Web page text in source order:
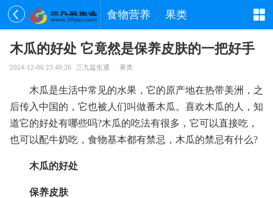
食物营养 果类
木瓜的好处 它竟然是保养皮肤的一把好手
2024-12-06 23:40:26 三九益生通 果类
木瓜是生活中常见的水果，它的原产地在热带美洲，之
后传入中国的，它也被人们叫做番木瓜。喜欢木瓜的人，知
道它的好处有哪些吗?木瓜的吃法有很多，它可以直接吃，
也可以配牛奶吃，食物基本都有禁忌，木瓜的禁忌有什么?
木瓜的好处
保养皮肤